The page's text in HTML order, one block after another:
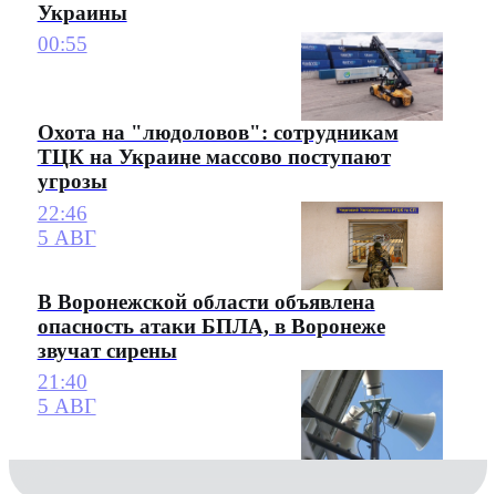
Украины
00:55
Охота на "людоловов": сотрудникам
ТЦК на Украине массово поступают
угрозы
22:46
5 АВГ
В Воронежской области объявлена
опасность атаки БПЛА, в Воронеже
звучат сирены
21:40
5 АВГ